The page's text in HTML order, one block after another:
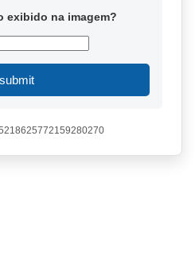
exibido na imagem?
submit